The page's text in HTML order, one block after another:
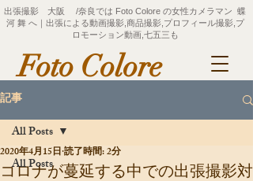
Foto Colore
出張撮影 大阪 /奈良では Foto Colore の女性カメラマン 蝶
河 舞 へ｜出張による動画撮影,商品撮影,プロフィール撮影,プ
ロモーション動画,七五三も
記事
All Posts
All Posts
コロナが蔓延する中での出張撮影対
2020年4月15日読了時間: 2分